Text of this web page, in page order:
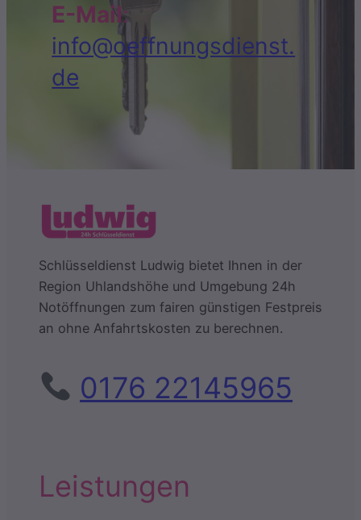
E-Mail:
info@oeffnungsdienst.
de
Schlüsseldienst Ludwig bietet Ihnen in der
Region Uhlandshöhe und Umgebung 24h
Notöffnungen zum fairen günstigen Festpreis
an ohne Anfahrtskosten zu berechnen.
0176 22145965
Leistungen